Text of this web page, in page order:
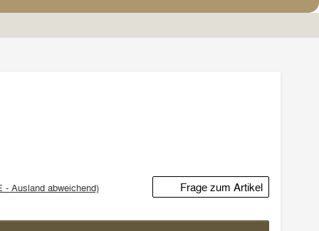
- Ausland abweichend) Frage zum Artikel